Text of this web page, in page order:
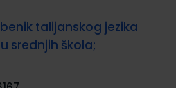
talijanskog jezika
srednjih škola;